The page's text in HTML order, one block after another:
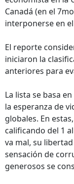
Canadá (en el
interponerse en
El reporte
iniciaron la
anteriores para
La lista se basa
la esperanza de
globales. En
calificando del 1
va mal, su
sensación de
generosos se